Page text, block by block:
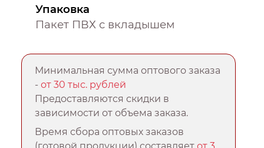
Упаковка
Пакет ПВХ с вкладышем
Минимальная сумма оптового заказа
-от 30 тыс. рублей
Предоставляются скидки в
зависимости от объема заказа.
Время сбора оптовых заказов